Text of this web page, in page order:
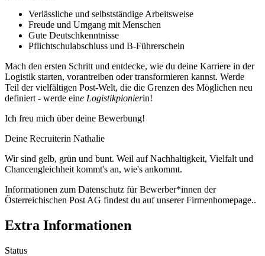
Verlässliche und selbstständige Arbeitsweise
Freude und Umgang mit Menschen
Gute Deutschkenntnisse
Pflichtschulabschluss und B-Führerschein
Mach den ersten Schritt und entdecke, wie du deine Karriere in der
Logistik starten, vorantreiben oder transformieren kannst. Werde
Teil der vielfältigen Post-Welt, die die Grenzen des Möglichen neu
definiert - werde eine Logistikpionierin!
Ich freu mich über deine Bewerbung!
Deine Recruiterin Nathalie
Wir sind gelb, grün und bunt. Weil auf Nachhaltigkeit, Vielfalt und
Chancengleichheit kommt's an, wie's ankommt.
Informationen zum Datenschutz für Bewerber*innen der
Österreichischen Post AG findest du auf unserer Firmenhomepage..
Extra Informationen
Status